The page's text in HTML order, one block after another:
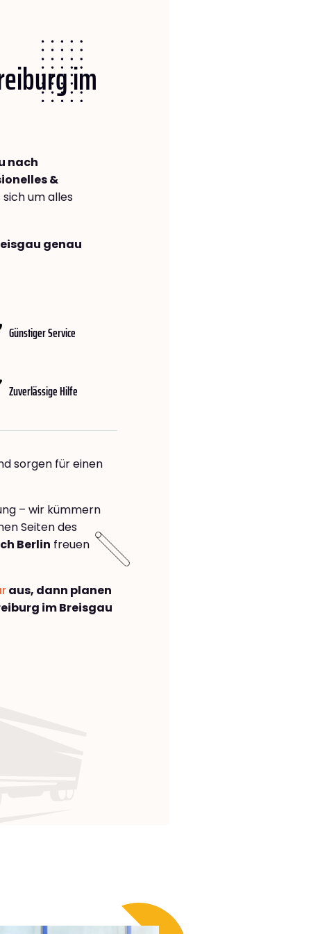
im
nach
&
sich um alles
genau
Günstiger Service
Zuverlässige Hilfe
sorgen für einen
– wir kümmern
Seiten des
Berlin freuen
aus, dann planen
im Breisgau